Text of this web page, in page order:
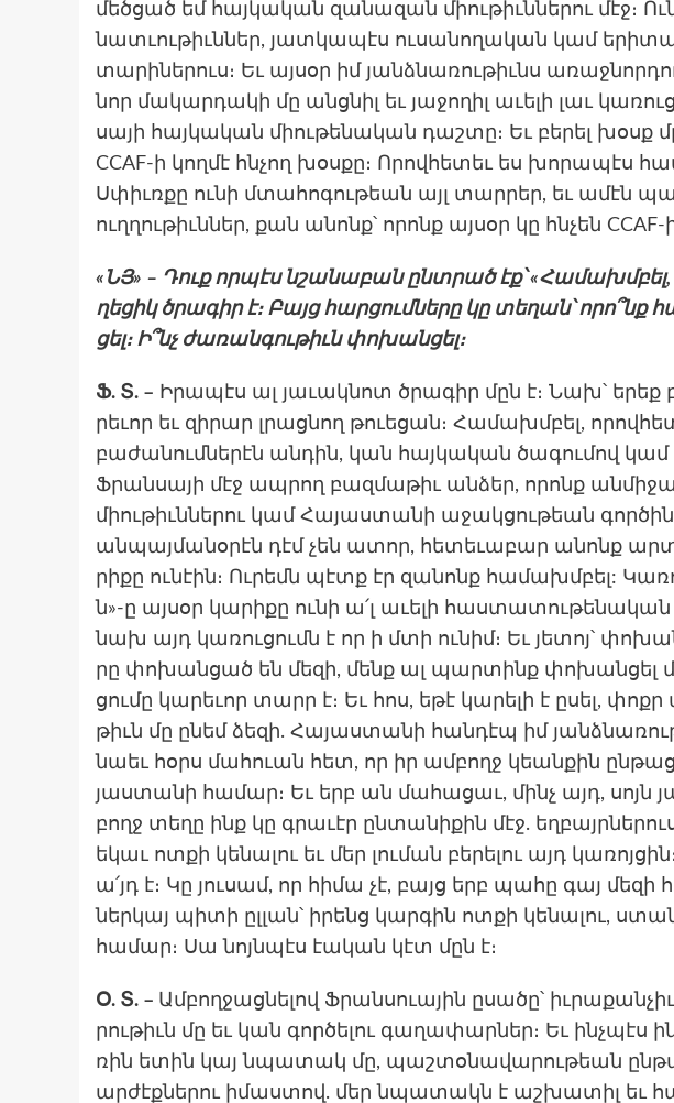
մեծ­ցած եմ հայ­կա­կան զա­նազան միու­թիւննե­րու
նատւու­թիւններ, յատ­կա­պէս ու­սա­նողա­կան կամ
տա­րինե­րուս։ Եւ այ­սօր իմ յանձնա­ռու­թիւնս
նոր մա­կար­դա­կի մը անցնիլ եւ յա­ջողիլ աւե­լի լաւ
սա­յի հայ­կա­կան միու­թե­նական դաշ­տը։ Եւ բե­րել խօսք
CCAF-ի կող­մէ հնչող խօս­քը։ Որով­հե­տեւ ես խո­րապէս
Սփիւռքը ու­նի մտա­հոգու­թեան այլ տար­րեր, եւ ամէն
ուղղու­թիւններ, քան անոնք՝ որոնք այ­սօր կը հնչեն CCAF-
«ՆՅ» – Դուք որ­պէս նշա­նաբան ընտրած էք՝
ղեցիկ ծրա­գիր է։ Բայց հար­ցումնե­րը կը տե­ղան՝ որո՞նք
ցել։ Ի՞նչ ժա­ռան­գութիւն փո­խան­ցել։
Ֆ. Տ. – Իրա­պէս ալ յա­ւակ­նոտ ծրա­գիր մըն է։ Նախ՝ երեք
րե­ւոր եւ զիրար լրաց­նող թուեցան։ Հա­մա­խմբել,
բա­ժա­նումնե­րէն ան­դին, կան հայ­կա­կան ծա­գու­մով
Ֆրան­սա­յի մէջ ապ­րող բազ­մա­թիւ ան­ձեր, որոնք
միու­թիւն­նե­րու կամ Հա­յաս­տա­նի աջակ­ցու­թեան գոր­ծին
ան­պայմա­նօրէն դէմ չեն ատոր, հե­տե­ւա­բար անոնք
րիքը ու­նէին։ Ու­րեմն պէտք էր զա­նոնք հա­մախմբել:
ն»-ը այ­սօր կա­րիքը ու­նի ա՛լ աւե­լի հաս­տա­տու­թե­նական
նախ այդ կա­ռու­ցումն է որ ի մտի ունիմ։ Եւ յե­տոյ՝
րը փո­խան­ցած են մե­զի, մենք ալ պար­տինք փո­խան­ցել
ցումը կա­րեւոր տարր է։ Եւ հոս, եթէ կա­րելի է ըսել,
թիւն մը ընեմ ձե­զի. Հա­յաս­տա­նի հան­դէպ իմ
նաեւ հօրս մա­հուան հետ, որ իր ամ­բողջ կեան­քին
յաս­տա­նի հա­մար։ Եւ երբ ան մա­հացաւ, մինչ այդ, սոյն
բողջ տե­ղը ինք կը գրա­ւէր ըն­տա­նիքին մէջ.
եկաւ ոտ­քի կե­նալու եւ մեր լու­ման բե­րելու այդ
ա՛յդ է։ Կը յու­սամ, որ հի­մա չէ, բայց երբ պա­հը գայ
ներկայ պի­տի ըլ­լան՝ իրենց կար­գին ոտ­քի կե­նալու,
հա­մար։ Սա նոյնպէս էական կէտ մըն է։
Օ. Տ. – Ամ­բողջաց­նե­լով Ֆրան­սուային ըսա­ծը՝
րութիւն մը եւ կան գոր­ծե­լու գա­ղափար­ներ։ Եւ ինչպէս
ռին ետին կայ նպատակ մը, պաշ­տօ­նավա­րու­թեան
ար­ժէքնե­րու իմաս­տով. մեր նպա­տակն է աշ­խա­տիլ եւ